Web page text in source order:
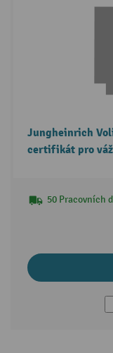
Jungheinrich
certifikát pro
50 Pracovních